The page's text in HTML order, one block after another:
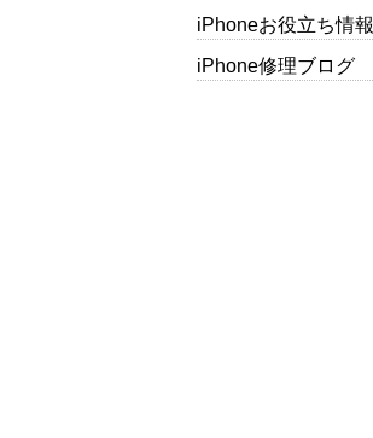
iPhoneお役立ち情報
iPhone修理ブログ